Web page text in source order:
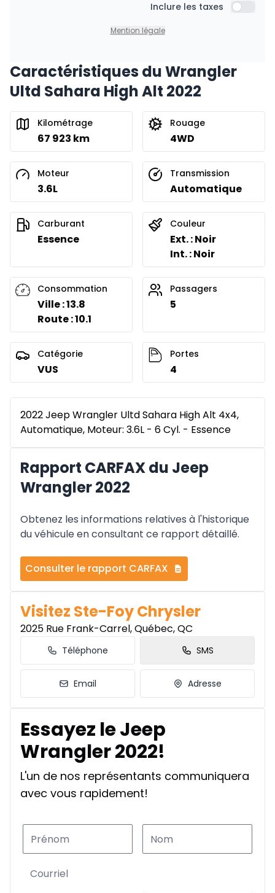
316 $/Sem.
Financement sur 24 mois
Financement sur 24 mois
0.00 $ d'acompte • 8.99%
À partir de :
453$
Inclure les taxes Inclure
Mention légale
Caractéristiques du Wrangler
Ultd Sahara High Alt 2022
Kilométrage
67 923 km
Rouage
4WD
Moteur
3.6L
Transmission
Automatique
Carburant
Essence
Couleur
Ext. : Noir
Int. : Noir
Consommation
Ville : 13.8
Route : 10.1
Passagers
5
Catégorie
VUS
Portes
4
2022 Jeep Wrangler Ultd Sahara High Alt 4x4,
Automatique, Moteur: 3.6L - 6 Cyl. - Essence
Rapport CARFAX du Jeep
Wrangler 2022
Obtenez les informations relatives à l'historique
du véhicule en consultant ce rapport détaillé.
Consulter le rapport CARFAX
Visitez Ste-Foy Chrysler
2025 Rue Frank-Carrel, Québec, QC
Téléphone SMS
Email Adresse
Essayez le Jeep
Wrangler 2022!
L'un de nos représentants communiquera
avec vous rapidement!